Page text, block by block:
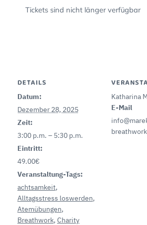
DETAILS
Datum:
Dezember 28, 2025
Zeit:
3:00 p.m. – 5:30 p.m.
Eintritt:
49.00€
Veranstaltung-Tags:
achtsamkeit,
Alltagsstress loswerden,
Atemübungen,
Breathwork, Charity
Katharina
E-Mail
Tickets sind nicht länger verfügbar